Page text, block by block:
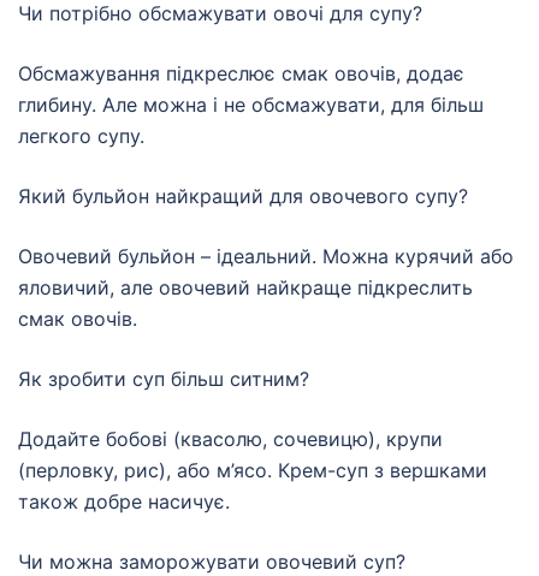
Чи потрібно обсмажувати овочі для супу?
Обсмажування підкреслює смак овочів, додає
глибину. Але можна і не обсмажувати, для більш
легкого супу.
Який бульйон найкращий для овочевого супу?
Овочевий бульйон – ідеальний. Можна курячий або
яловичий, але овочевий найкраще підкреслить
смак овочів.
Як зробити суп більш ситним?
Додайте бобові (квасолю, сочевицю), крупи
(перловку, рис), або м’ясо. Крем-суп з вершками
також добре насичує.
Чи можна заморожувати овочевий суп?